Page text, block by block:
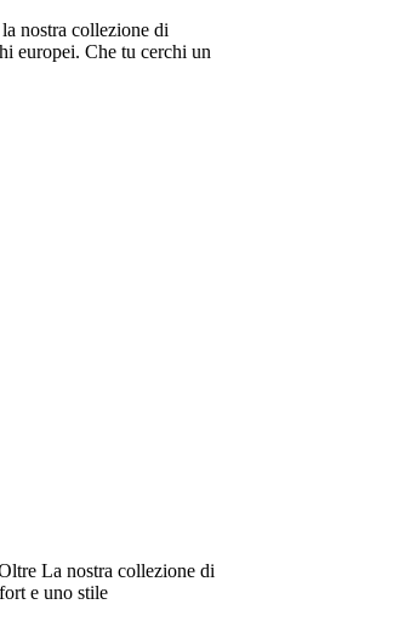
nostra collezione di
europei. Che tu cerchi un
La nostra collezione di
e uno stile